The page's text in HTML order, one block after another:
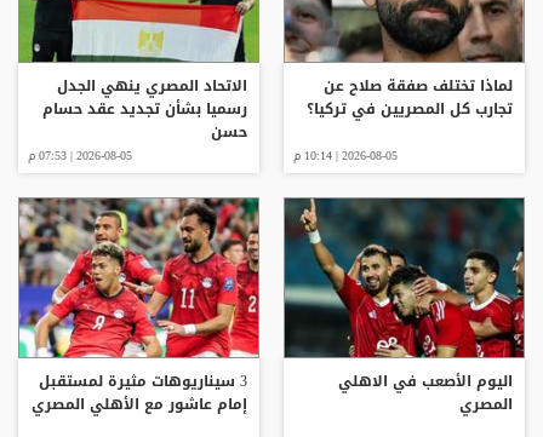
لماذا تختلف صفقة صلاح عن
تجارب كل المصريين في تركيا؟
2026-08-05 | 10:14 م
الاتحاد المصري ينهي الجدل
رسميا بشأن تجديد عقد حسام
حسن
2026-08-05 | 07:53 م
اليوم الأصعب في الاهلي
المصري
3 سيناريوهات مثيرة لمستقبل
إمام عاشور مع الأهلي المصري